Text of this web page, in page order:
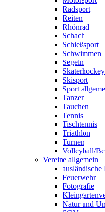
Radsport
Reiten
Rhönrad
Schach
Schießsport
Schwimmen
Segeln
Skaterhockey
Skisport
Sport
Tanzen
Tauchen
Tennis
Tischtennis
Triathlon
Turnen
Volleyball/
Vereine allgemein
ausländische
Feuerwehr
Fotografie
Natur und